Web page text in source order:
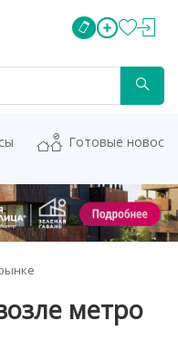
Готовые
метро